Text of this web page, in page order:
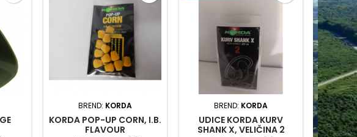
BREND: KORDA
KORDA POP-UP CORN, I.B.
FLAVOUR
BREND: KORDA
UDICE KORDA KURV
SHANK X, VELIČINA 2